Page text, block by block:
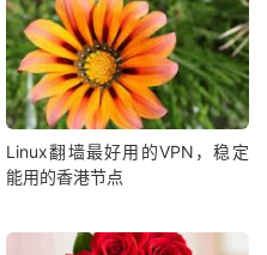
Linux翻墙最好用的VPN，稳定
能用的香港节点